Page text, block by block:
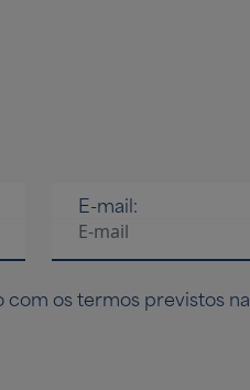
E-mail:
os termos previstos na